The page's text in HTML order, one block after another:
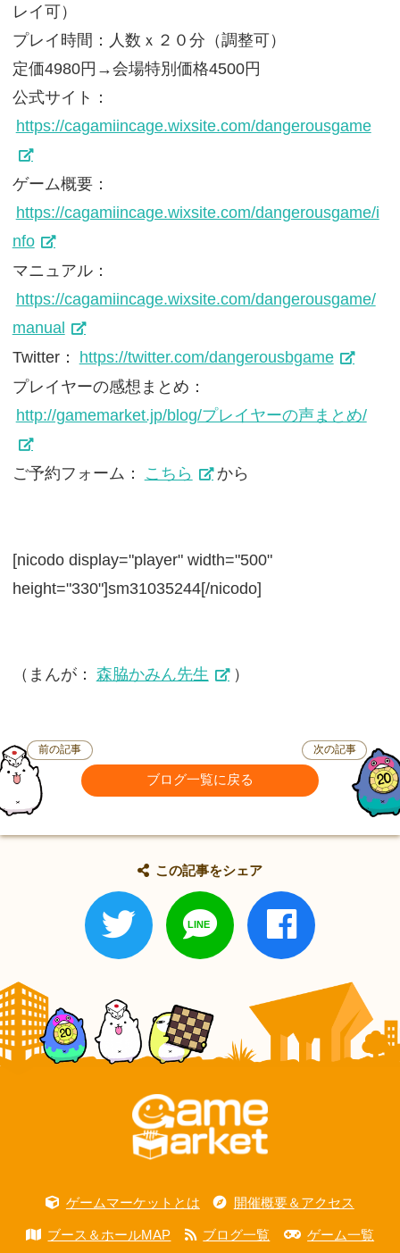
レイ可）
プレイ時間：人数ｘ２０分（調整可）
定価4980円→会場特別価格4500円
公式サイト：
https://cagamiincage.wixsite.com/dangerousgame
ゲーム概要：
https://cagamiincage.wixsite.com/dangerousgame/i
nfo
マニュアル：
https://cagamiincage.wixsite.com/dangerousgame/
manual
Twitter：
https://twitter.com/dangerousbgame
プレイヤーの感想まとめ：
http://gamemarket.jp/blog/プレイヤーの声まとめ/
ご予約フォーム： こちら から
[nicodo display="player" width="500"
height="330"]sm31035244[/nicodo]
（まんが： 森脇かみん先生 ）
前の記事
ブログ一覧に戻る
次の記事
この記事をシェア
ゲームマーケットとは 開催概要＆アクセス
ブース＆ホールMAP ブログ一覧 ゲーム一覧